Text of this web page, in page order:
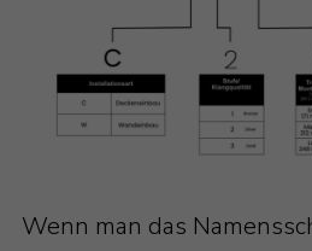
Wenn man das